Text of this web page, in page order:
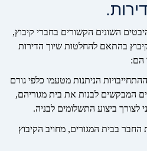
השונים הקשורים בחברי קיבוץ,
בהתאם להחלטות שיוך הדירות
הם:
הניתנות מטעמו כלפי גורם
המבקשים לבנות את בית מגוריהם,
לצורך ביצוע התשלומים לבניה.
החבר בבית המגורים, מחויב הקיבוץ